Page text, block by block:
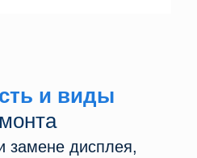
и виды
замене дисплея,